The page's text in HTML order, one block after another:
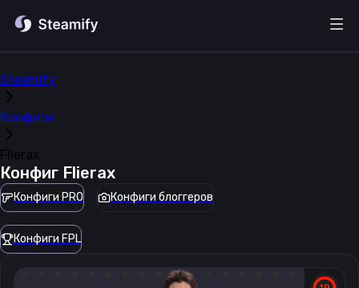
Steamify
Конфиги
Flierax
Конфиг Flierax
Конфиги PRO Конфиги блоггеров
Конфиги FPL